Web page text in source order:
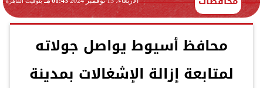
محافظ أسيوط يواصل جولاته
لمتابعة إزالة الإشغالات بمدينة